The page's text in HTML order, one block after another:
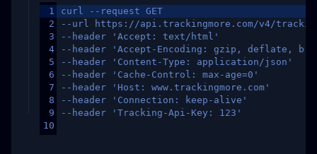
1
2
3
4
5
6
7
8
9
10
curl --request GET
--url https://api.trackingmore.com/v4/trackings/
--header 'Accept: text/html'
--header 'Accept-Encoding: gzip, deflate,
--header 'Content-Type: application/json'
--header 'Cache-Control: max-age=0'
--header 'Host: www.trackingmore.com'
--header 'Connection: keep-alive'
--header 'Tracking-Api-Key: 123'